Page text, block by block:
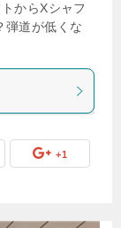
からXシャフ
弾道が低くな
+1